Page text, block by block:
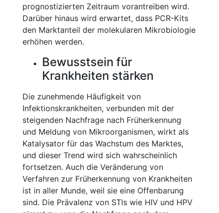
prognostizierten Zeitraum vorantreiben wird.
Darüber hinaus wird erwartet, dass PCR-Kits
den Marktanteil der molekularen Mikrobiologie
erhöhen werden.
Bewusstsein für
Krankheiten stärken
Die zunehmende Häufigkeit von
Infektionskrankheiten, verbunden mit der
steigenden Nachfrage nach Früherkennung
und Meldung von Mikroorganismen, wirkt als
Katalysator für das Wachstum des Marktes,
und dieser Trend wird sich wahrscheinlich
fortsetzen. Auch die Veränderung von
Verfahren zur Früherkennung von Krankheiten
ist in aller Munde, weil sie eine Offenbarung
sind. Die Prävalenz von STls wie HIV und HPV